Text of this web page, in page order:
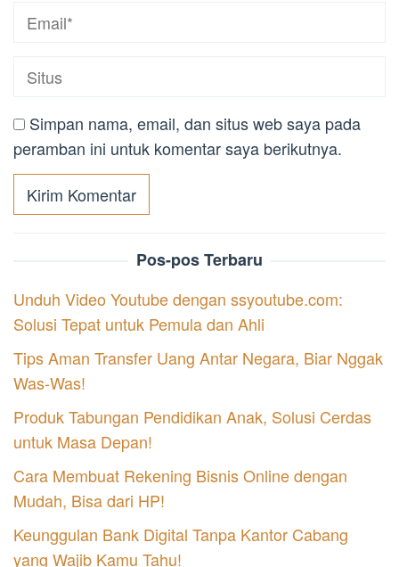
Simpan nama, email, dan situs web saya pada
peramban ini untuk komentar saya berikutnya.
Pos-pos Terbaru
Unduh Video Youtube dengan ssyoutube.com:
Solusi Tepat untuk Pemula dan Ahli
Tips Aman Transfer Uang Antar Negara, Biar Nggak
Was-Was!
Produk Tabungan Pendidikan Anak, Solusi Cerdas
untuk Masa Depan!
Cara Membuat Rekening Bisnis Online dengan
Mudah, Bisa dari HP!
Keunggulan Bank Digital Tanpa Kantor Cabang
yang Wajib Kamu Tahu!